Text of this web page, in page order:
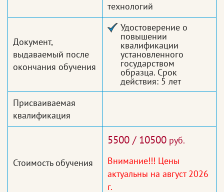
технологий
Документ,
выдаваемый после
окончания обучения
Удостоверение о
повышении
квалификации
установленного
государством
образца. Срок
действия: 5 лет
Присваиваемая
квалификация
Стоимость обучения
5500 / 10500 руб.
Внимание!!! Цены
актуальны на август 2026
г.